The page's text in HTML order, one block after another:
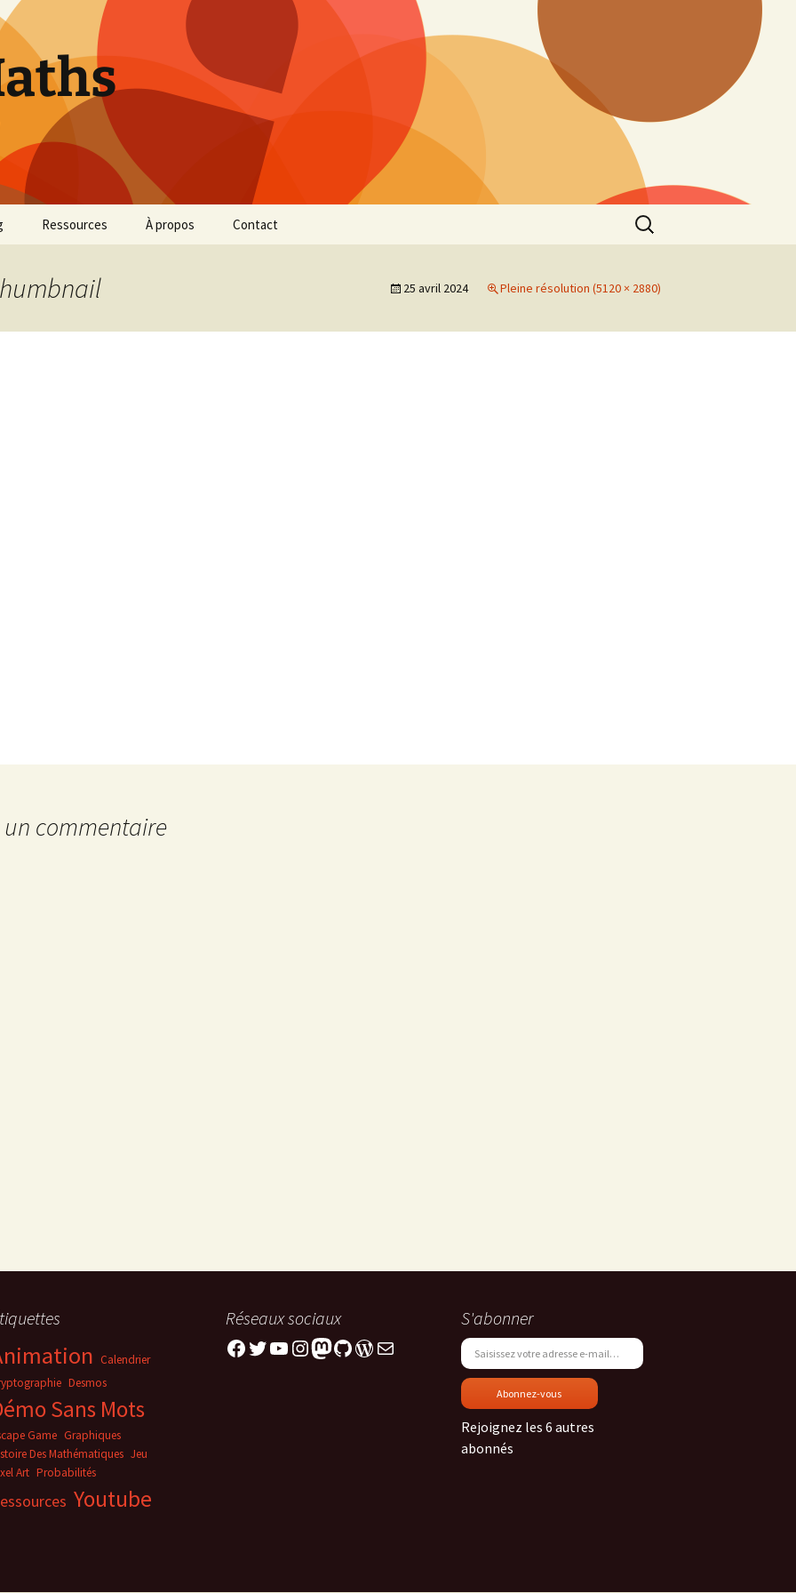
Ressources À propos Contact
Rechercher :
25 avril 2024 Pleine résolution (5120 × 2880)
un commentaire
Calendrier
Desmos
Sans Mots
Game Graphiques
Des Mathématiques Jeu
Art Probabilités
Youtube
Réseaux sociaux
Facebook
Twitter
YouTube
Instagram
Mastodon
GitHub
WordPress
E-mail
S'abonner
Saisissez votre adresse e-mail…
Abonnez-vous
Rejoignez les 6 autres
abonnés